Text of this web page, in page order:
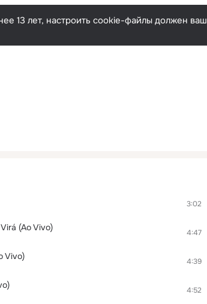
Русский
13 лет, настроить cookie-файлы должен ваш
3:02
(Ao Vivo) 4:47
Vivo) 4:39
4:52